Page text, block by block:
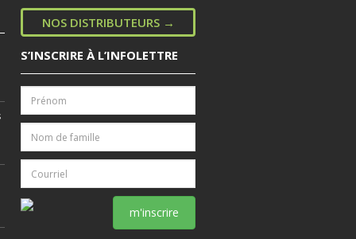
NOS DISTRIBUTEURS →
S’INSCRIRE À L’INFOLETTRE
m'inscrire